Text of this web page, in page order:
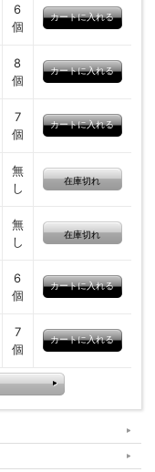
6
個
8
個
7
個
無
し
在庫切れ
無
し
在庫切れ
6
個
7
個